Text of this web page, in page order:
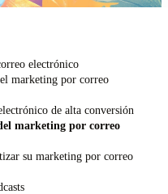
electrónico
marketing por correo
de alta conversión
marketing por correo
su marketing por correo